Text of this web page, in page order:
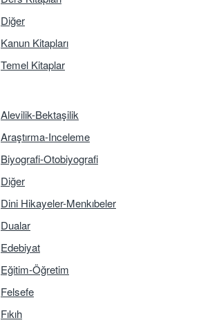
Diğer
Kanun Kitapları
Temel Kitaplar
Alevilik-Bektaşilik
Araştırma-Inceleme
Biyografi-Otobiyografi
Diğer
Dini Hikayeler-Menkıbeler
Dualar
Edebiyat
Eğitim-Öğretim
Felsefe
Fıkıh